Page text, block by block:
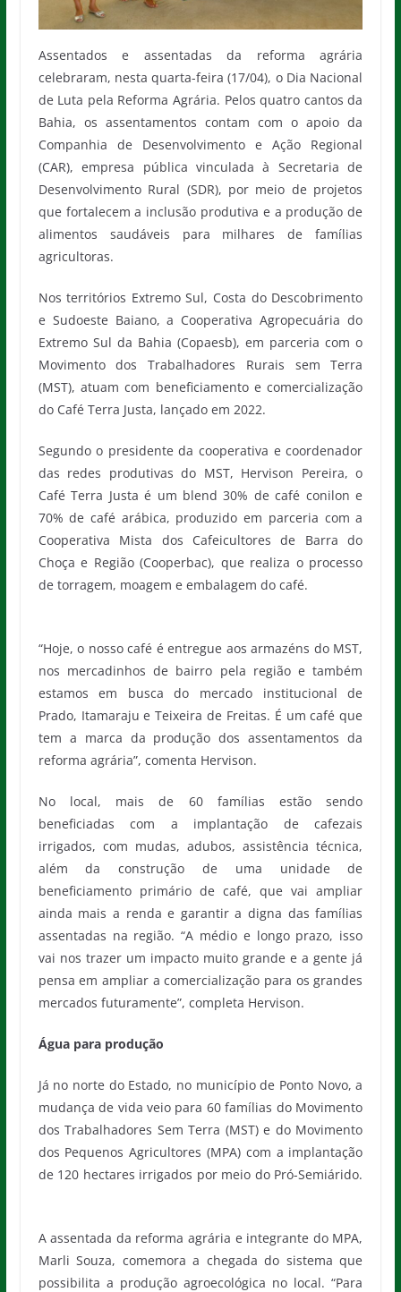
Assentados e assentadas da reforma agrária
celebraram, nesta quarta-feira (17/04), o Dia Nacional
de Luta pela Reforma Agrária. Pelos quatro cantos da
Bahia, os assentamentos contam com o apoio da
Companhia de Desenvolvimento e Ação Regional
(CAR), empresa pública vinculada à Secretaria de
Desenvolvimento Rural (SDR), por meio de projetos
que fortalecem a inclusão produtiva e a produção de
alimentos saudáveis para milhares de famílias
agricultoras.
Nos territórios Extremo Sul, Costa do Descobrimento
e Sudoeste Baiano, a Cooperativa Agropecuária do
Extremo Sul da Bahia (Copaesb), em parceria com o
Movimento dos Trabalhadores Rurais sem Terra
(MST), atuam com beneficiamento e comercialização
do Café Terra Justa, lançado em 2022.
Segundo o presidente da cooperativa e coordenador
das redes produtivas do MST, Hervison Pereira, o
Café Terra Justa é um blend 30% de café conilon e
70% de café arábica, produzido em parceria com a
Cooperativa Mista dos Cafeicultores de Barra do
Choça e Região (Cooperbac), que realiza o processo
de torragem, moagem e embalagem do café.
“Hoje, o nosso café é entregue aos armazéns do MST,
nos mercadinhos de bairro pela região e também
estamos em busca do mercado institucional de
Prado, Itamaraju e Teixeira de Freitas. É um café que
tem a marca da produção dos assentamentos da
reforma agrária”, comenta Hervison.
No local, mais de 60 famílias estão sendo
beneficiadas com a implantação de cafezais
irrigados, com mudas, adubos, assistência técnica,
além da construção de uma unidade de
beneficiamento primário de café, que vai ampliar
ainda mais a renda e garantir a digna das famílias
assentadas na região. “A médio e longo prazo, isso
vai nos trazer um impacto muito grande e a gente já
pensa em ampliar a comercialização para os grandes
mercados futuramente”, completa Hervison.
Água para produção
Já no norte do Estado, no município de Ponto Novo, a
mudança de vida veio para 60 famílias do Movimento
dos Trabalhadores Sem Terra (MST) e do Movimento
dos Pequenos Agricultores (MPA) com a implantação
de 120 hectares irrigados por meio do Pró-Semiárido.
A assentada da reforma agrária e integrante do MPA,
Marli Souza, comemora a chegada do sistema que
possibilita a produção agroecológica no local. “Para